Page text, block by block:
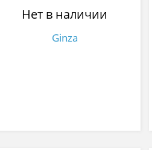
Нет в наличии
Ginza